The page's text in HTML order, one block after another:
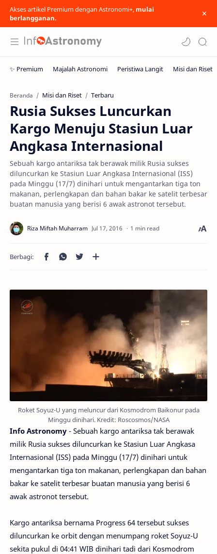
Akses artikel Premium dengan Astronomi+, mulai
berlangganan.
Beranda Misi dan Riset Terbaru
Rusia Sukses Luncurkan
Kargo Menuju Stasiun Luar
Angkasa Internasional
Sebuah kargo antariksa tak berawak milik Rusia sukses
diluncurkan ke Stasiun Luar Angkasa Internasional (ISS)
pada Minggu (17/7) dinihari untuk mengantarkan tiga ton
makanan, perlengkapan dan bahan bakar ke satelit terbesar
buatan manusia yang berisi 6 awak astronot tersebut.
1 min read
Roket Soyuz-U yang meluncur dari Kosmodrom Baikonur pada
Minggu dinihari. Kredit: Roscosmos/NASA
Info Astronomy - Sebuah kargo antariksa tak berawak
milik Rusia sukses diluncurkan ke Stasiun Luar Angkasa
Internasional (ISS) pada Minggu (17/7) dinihari untuk
mengantarkan tiga ton makanan, perlengkapan dan bahan
bakar ke satelit terbesar buatan manusia yang berisi 6
awak astronot tersebut.
Kargo antariksa bernama Progress 64 tersebut sukses
diluncurkan ke orbit dengan menumpang roket Soyuz-U
sekita pukul di 04:41 WIB dinihari tadi dari Kosmodrom